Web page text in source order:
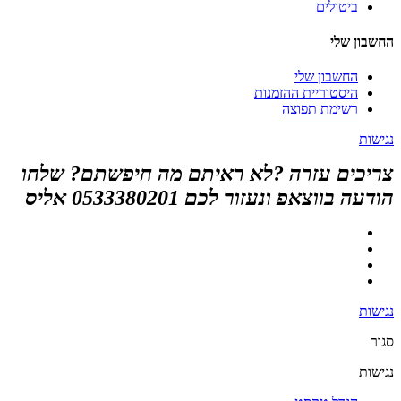
ביטולים
החשבון שלי
החשבון שלי
היסטוריית ההזמנות
רשימת תפוצה
נגישות
צריכים עזרה ?לא ראיתם מה חיפשתם? שלחו
הודעה בווצאפ ונעזור לכם 0533380201 אליס
נגישות
סגור
נגישות